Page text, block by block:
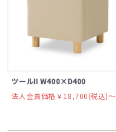
ツールII W400×D400
法人会員価格￥18,700(税込)〜